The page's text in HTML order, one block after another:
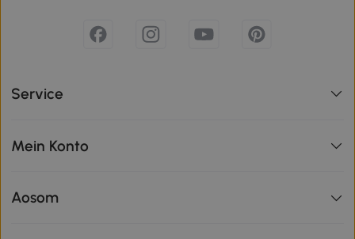
Service
Mein Konto
Aosom